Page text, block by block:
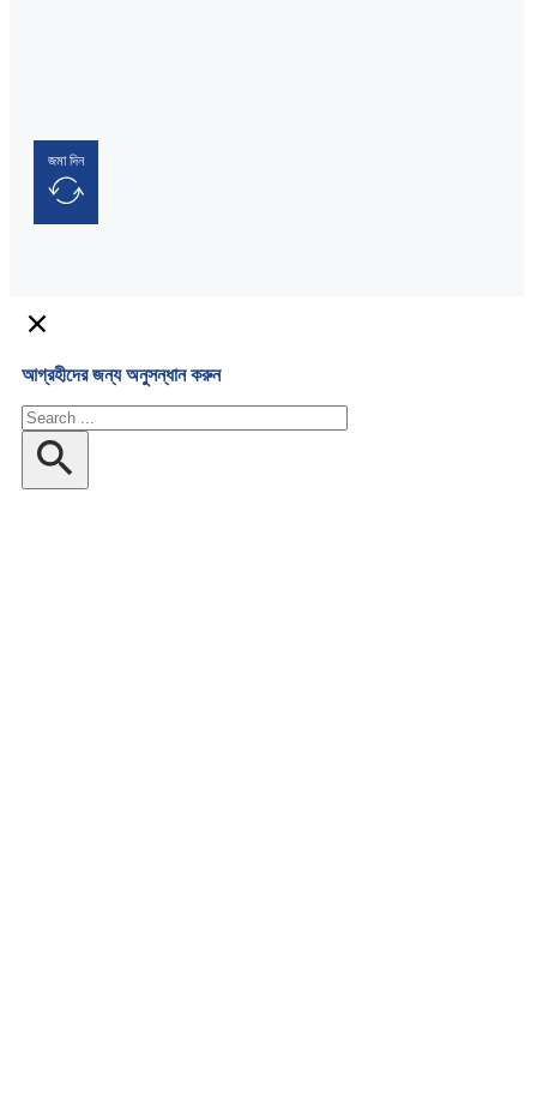
জমা দিন
আগ্রহীদের জন্য অনুসন্ধান করুন
অনুসন্ধান
করুন